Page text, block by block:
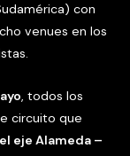
con
venues en los
, todos los
circuito que
eje Alameda –